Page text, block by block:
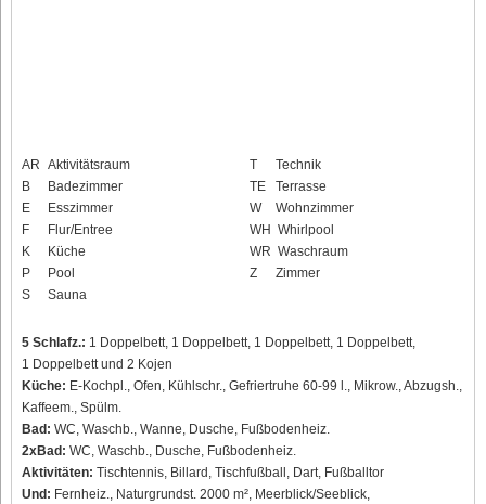
AR Aktivitätsraum
B
Badezimmer
E
Esszimmer
F
Flur/Entree
K
Küche
P
Pool
S
Sauna
T
Technik
TE
Terrasse
W
Wohnzimmer
WH Whirlpool
WR Waschraum
Z
Zimmer
5 Schlafz.: 1 Doppelbett, 1 Doppelbett, 1 Doppelbett, 1 Doppelbett,
1 Doppelbett und 2 Kojen
Küche: E-Kochpl., Ofen, Kühlschr., Gefriertruhe 60-99 l., Mikrow., Abzugsh.,
Kaffeem., Spülm.
Bad: WC, Waschb., Wanne, Dusche, Fußbodenheiz.
2xBad: WC, Waschb., Dusche, Fußbodenheiz.
Aktivitäten: Tischtennis, Billard, Tischfußball, Dart, Fußballtor
Und: Fernheiz., Naturgrundst. 2000 m², Meerblick/Seeblick,